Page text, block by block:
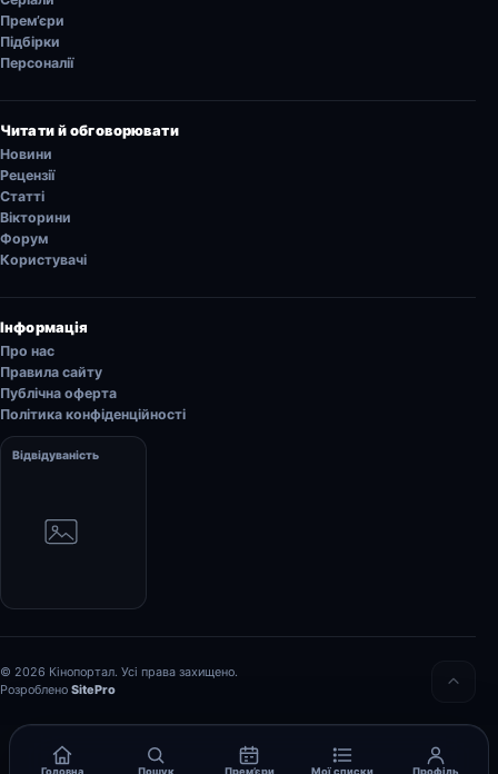
Головна Пошук Прем’єри Мої списки Профіль
Прем’єри
Підбірки
Персоналії
Читати й обговорювати
Новини
Рецензії
Статті
Вікторини
Форум
Користувачі
Інформація
Про нас
Правила сайту
Публічна оферта
Політика конфіденційності
Відвідуваність
© 2026 Кінопортал. Усі права захищено.
Розроблено SitePro